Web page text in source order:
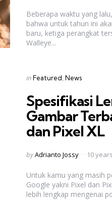
Beberapa waktu yang
bahwa untuk tahun ini
baru, ketiga perangkat
Walleye...
Categories
Posted
inFeatured News
Spesifikasi
Gambar
dan Pixel XL
Posted
byAdrianto Jossy 10
Untuk kamu yang masih
Google yakni Pixel dan
lebih lengkap mengenai